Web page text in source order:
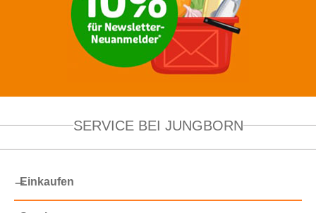
SERVICE BEI JUNGBORN
Einkaufen